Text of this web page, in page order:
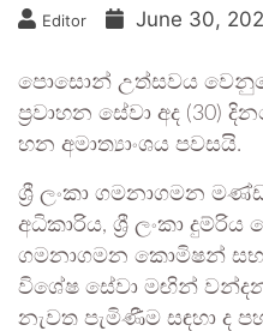
Editor June 30,
පොසොන් උත්ස­වය
ප්‍රවා­හන සේවා අද (30)
හන අමා­ත්‍යාං­ශය පව­සයි.
ශ්‍රී ලංකා ගම­නා­ග­මන
අධි­කා­රිය, ශ්‍රී ලංකා
ගම­නා­ග­මන කොමි­ෂන්
විශේෂ සේවා මඟින්
නැවත පැමි­ණීම සඳහා ද